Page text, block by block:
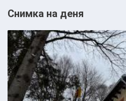
Снимка на деня